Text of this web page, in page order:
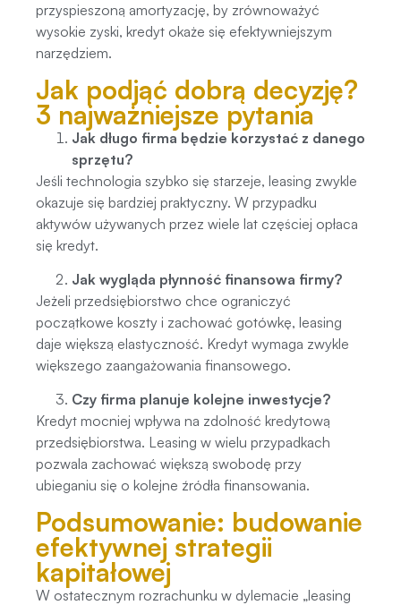
przyspieszoną amortyzację, by zrównoważyć
wysokie zyski, kredyt okaże się efektywniejszym
narzędziem.
Jak podjąć dobrą decyzję?
3 najważniejsze pytania
Jak długo firma będzie korzystać z danego
sprzętu?
Jeśli technologia szybko się starzeje, leasing zwykle
okazuje się bardziej praktyczny. W przypadku
aktywów używanych przez wiele lat częściej opłaca
się kredyt.
Jak wygląda płynność finansowa firmy?
Jeżeli przedsiębiorstwo chce ograniczyć
początkowe koszty i zachować gotówkę, leasing
daje większą elastyczność. Kredyt wymaga zwykle
większego zaangażowania finansowego.
Czy firma planuje kolejne inwestycje?
Kredyt mocniej wpływa na zdolność kredytową
przedsiębiorstwa. Leasing w wielu przypadkach
pozwala zachować większą swobodę przy
ubieganiu się o kolejne źródła finansowania.
Podsumowanie: budowanie
efektywnej strategii
kapitałowej
W ostatecznym rozrachunku w dylemacie „leasing